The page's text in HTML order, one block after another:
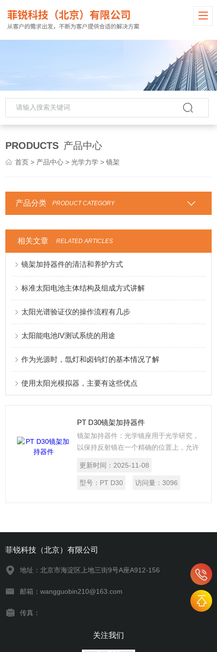
PRODUCTS 产品中心
首页 > 产品中心 >光学力学 > 镜架
产品分类 PRODUCT CATEGORY
相关文章 RELATED ARTICLES
镜架加持器件的清洁和养护方式
标准太阳电池主体结构及组成方式讲解
太阳光谱验证仪的操作流程有几步
太阳能电池IV测试系统的用途
作为光源时，氙灯和卤钨灯的基本情况了解
使用太阳光模拟器，主要有这些优点
PT D30镜架加持器件
镜架加持器件：光学镜座用于光学研究，
以保持反射镜在一个精确的位置上，允许
整。镜座与动态调整是我们流行的和合理
的成本。
更新时间： 2025-11-08
型号： PT D30 访问量：3096
菲锐科技（北京）有限公司
地址：北京市海淀区上地三街9号A座A912-156
邮箱：wangguobin210@163.com
传真：
关注我们